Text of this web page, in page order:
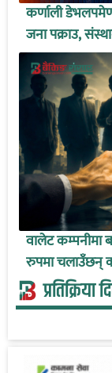
कर्णाली
जना पक्राउ,
वालेट कम्पनीमा
रुपमा चलाउँछन्
प्रतिक्रिया